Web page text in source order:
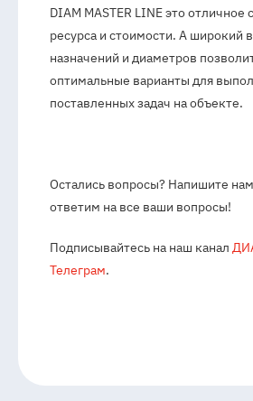
DIAM MASTER LINE это отличное
ресурса и стоимости. А широкий
назначений и диаметров
оптимальные варианты для
поставленных задач на объекте.
Остались вопросы? Напишите
ответим на все ваши вопросы!
Подписывайтесь на наш канал
Телеграм.